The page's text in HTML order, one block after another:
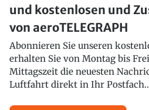
und kostenlosen und
von aeroTELEGRAPH
Abonnieren Sie unseren
erhalten Sie von Montag bis
Mittagszeit die neuesten
Luftfahrt direkt in Ihr Postfach..